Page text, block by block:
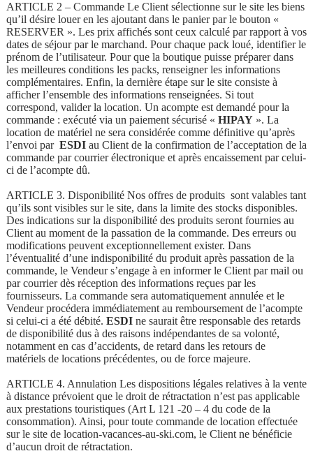
ARTICLE 2 – Commande Le Client sélectionne sur le site les biens
qu’il désire louer en les ajoutant dans le panier par le bouton «
RESERVER ». Les prix affichés sont ceux calculé par rapport à vos
dates de séjour par le marchand. Pour chaque pack loué, identifier le
prénom de l’utilisateur. Pour que la boutique puisse préparer dans
les meilleures conditions les packs, renseigner les informations
complémentaires. Enfin, la dernière étape sur le site consiste à
afficher l’ensemble des informations renseignées. Si tout
correspond, valider la location. Un acompte est demandé pour la
commande : exécuté via un paiement sécurisé « HIPAY». La
location de matériel ne sera considérée comme définitive qu’après
l’envoi par ESDIau Client de la confirmation de l’acceptation de la
commande par courrier électronique et après encaissement par celui-
ci de l’acompte dû.
ARTICLE 3. Disponibilité Nos offres de produits sont valables tant
qu’ils sont visibles sur le site, dans la limite des stocks disponibles.
Des indications sur la disponibilité des produits seront fournies au
Client au moment de la passation de la commande. Des erreurs ou
modifications peuvent exceptionnellement exister. Dans
l’éventualité d’une indisponibilité du produit après passation de la
commande, le Vendeur s’engage à en informer le Client par mail ou
par courrier dès réception des informations reçues par les
fournisseurs. La commande sera automatiquement annulée et le
Vendeur procédera immédiatement au remboursement de l’acompte
si celui-ci a été débité. ESDIne saurait être responsable des retards
de disponibilité dus à des raisons indépendantes de sa volonté,
notamment en cas d’accidents, de retard dans les retours de
matériels de locations précédentes, ou de force majeure.
ARTICLE 4. Annulation Les dispositions légales relatives à la vente
à distance prévoient que le droit de rétractation n’est pas applicable
aux prestations touristiques (Art L 121 -20 – 4 du code de la
consommation). Ainsi, pour toute commande de location effectuée
sur le site de location-vacances-au-ski.com, le Client ne bénéficie
d’aucun droit de rétractation.